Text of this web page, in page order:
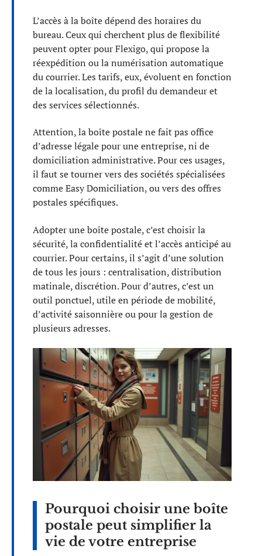
L’accès à la boîte dépend des horaires du
bureau. Ceux qui cherchent plus de flexibilité
peuvent opter pour Flexigo, qui propose la
réexpédition ou la numérisation automatique
du courrier. Les tarifs, eux, évoluent en fonction
de la localisation, du profil du demandeur et
des services sélectionnés.
Attention, la boîte postale ne fait pas office
d’adresse légale pour une entreprise, ni de
domiciliation administrative. Pour ces usages,
il faut se tourner vers des sociétés spécialisées
comme Easy Domiciliation, ou vers des offres
postales spécifiques.
Adopter une boîte postale, c’est choisir la
sécurité, la confidentialité et l’accès anticipé au
courrier. Pour certains, il s’agit d’une solution
de tous les jours : centralisation, distribution
matinale, discrétion. Pour d’autres, c’est un
outil ponctuel, utile en période de mobilité,
d’activité saisonnière ou pour la gestion de
plusieurs adresses.
Pourquoi choisir une boîte
postale peut simplifier la
vie de votre entreprise